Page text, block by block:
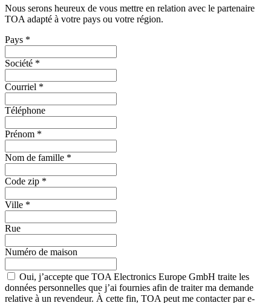
Nous serons heureux de vous mettre en relation avec le partenaire
TOA adapté à votre pays ou votre région.
Pays *
Société *
Courriel *
Téléphone
Prénom *
Nom de famille *
Code zip *
Ville *
Rue
Numéro de maison
Oui, j’accepte que TOA Electronics Europe GmbH traite les
données personnelles que j’ai fournies afin de traiter ma demande
relative à un revendeur. À cette fin, TOA peut me contacter par e-